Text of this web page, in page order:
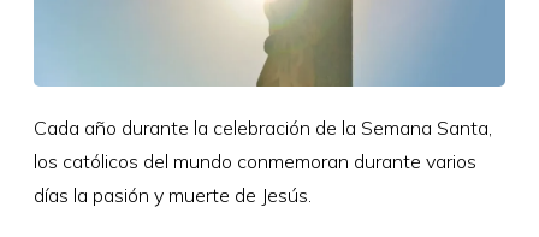
Cada año durante la celebración de la Semana Santa,
los católicos del mundo conmemoran durante varios
días la pasión y muerte de Jesús.